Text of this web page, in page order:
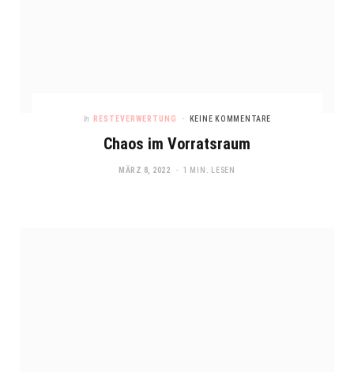
In RESTEVERWERTUNG KEINE KOMMENTARE
Chaos im Vorratsraum
MÄRZ 8, 2022 1 MIN. LESEN